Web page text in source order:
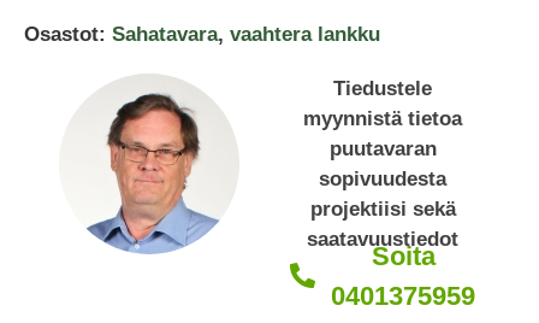
Osastot: Sahatavara, vaahtera lankku
Tiedustele
myynnistä tietoa
puutavaran
sopivuudesta
projektiisi sekä
saatavuustiedot
Soita
0401375959